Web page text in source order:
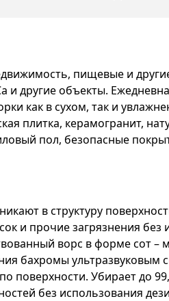
пищевые и
и другие объекты.
как в сухом, так и
плитка, керамогранит,
пол, безопасные
в структуру
и прочие загрязнения
ворс в форме сот –
бахромы ультразвуковым
поверхности. Убирает до
без использования